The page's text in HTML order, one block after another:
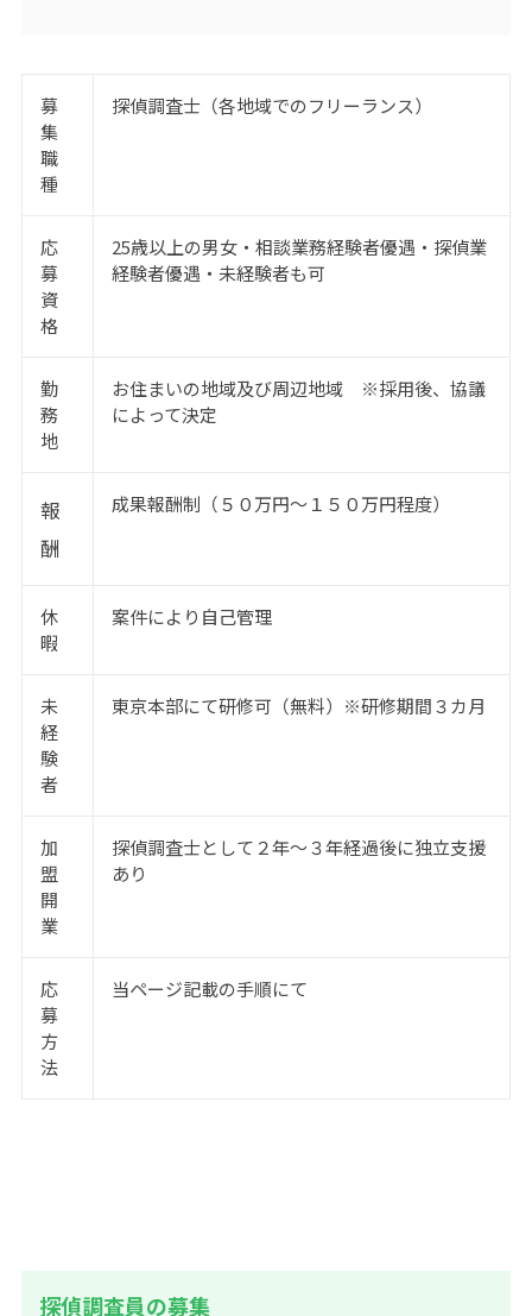
募
集
職
種
探偵調査士（各地域でのフリーランス）
応
募
資
格
25歳以上の男女・相談業務経験者優遇・探偵業
経験者優遇・未経験者も可
勤
務
地
お住まいの地域及び周辺地域 ※採用後、協議
によって決定
報
酬
成果報酬制（５０万円～１５０万円程度）
休
暇
案件により自己管理
未
経
験
者
東京本部にて研修可（無料）※研修期間３カ月
加
盟
開
業
探偵調査士として２年～３年経過後に独立支援
あり
応
募
方
法
当ページ記載の手順にて
探偵調査員の募集